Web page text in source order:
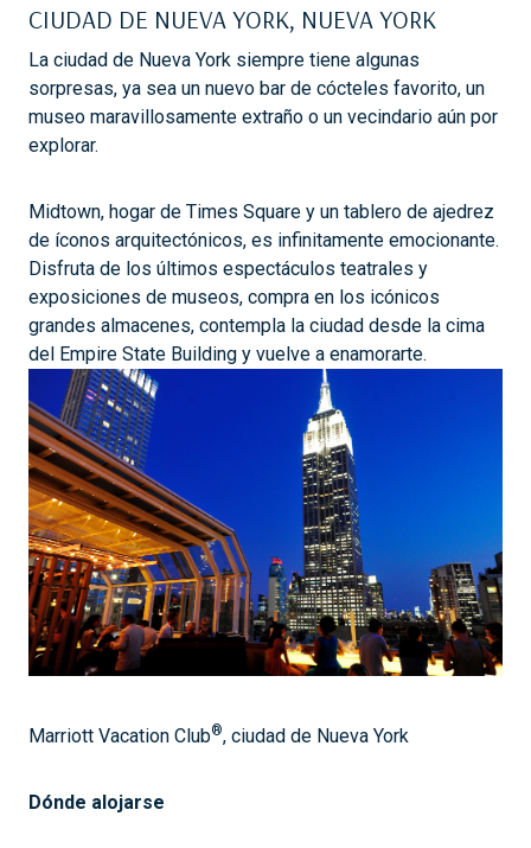
CIUDAD DE NUEVA YORK, NUEVA YORK
La ciudad de Nueva York siempre tiene algunas
sorpresas, ya sea un nuevo bar de cócteles favorito, un
museo maravillosamente extraño o un vecindario aún por
explorar.
Midtown, hogar de Times Square y un tablero de ajedrez
de íconos arquitectónicos, es infinitamente emocionante.
Disfruta de los últimos espectáculos teatrales y
exposiciones de museos, compra en los icónicos
grandes almacenes, contempla la ciudad desde la cima
del Empire State Building y vuelve a enamorarte.
Marriott Vacation Club®, ciudad de Nueva York
Dónde alojarse